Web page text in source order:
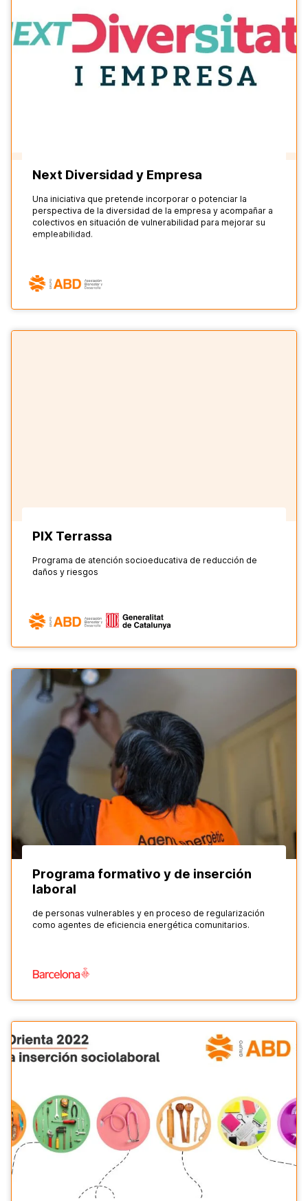
Next Diversidad y Empresa
Una iniciativa que pretende incorporar o potenciar la
perspectiva de la diversidad de la empresa y acompañar a
colectivos en situación de vulnerabilidad para mejorar su
empleabilidad.
PIX Terrassa
Programa de atención socioeducativa de reducción de
daños y riesgos
Programa formativo y de inserción
laboral
de personas vulnerables y en proceso de regularización
como agentes de eficiencia energética comunitarios.